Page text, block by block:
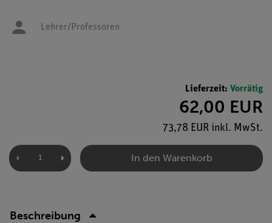
Lehrer/Professoren
Lieferzeit: Vorrätig
62,00 EUR
73,78 EUR inkl. MwSt.
In den Warenkorb
Beschreibung